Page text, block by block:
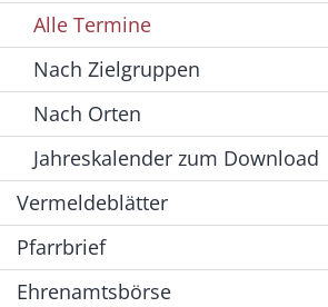
Alle Termine
Nach Zielgruppen
Nach Orten
Jahreskalender zum Download
Vermeldeblätter
Pfarrbrief
Ehrenamtsbörse